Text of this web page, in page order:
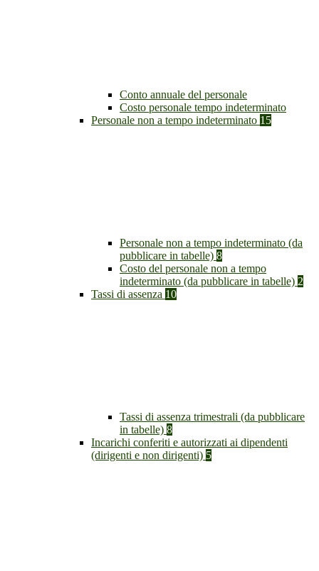
Conto annuale del personale
Costo personale tempo indeterminato
Personale non a tempo indeterminato 15
Personale non a tempo indeterminato (da
pubblicare in tabelle) 8
Costo del personale non a tempo
indeterminato (da pubblicare in tabelle) 2
Tassi di assenza 10
Tassi di assenza trimestrali (da pubblicare
in tabelle) 8
Incarichi conferiti e autorizzati ai dipendenti
(dirigenti e non dirigenti) 5